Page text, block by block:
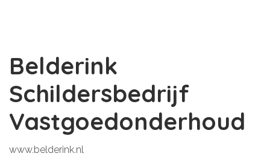
Belderink
Schildersbedrijf
Vastgoedonderhoud
www.belderink.nl